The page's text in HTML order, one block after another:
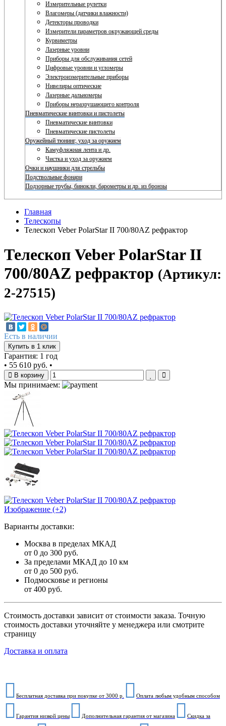
Измерительные рулетки
Влагомеры (датчики влажности)
Детекторы проводки
Измерители параметров окружающей среды
Курвиметры
Лазерные уровни
Приборы для обслуживания сетей
Цифровые уровни и угломеры
Электроизмерительные приборы
Нивелиры оптические
Лазерные дальномеры
Приборы неразрушающего контроля
Пневматические винтовки и пистолеты
Пневматические винтовки
Пневматические пистолеты
Оружейный тюнинг, уход за оружием
Камуфляжная лента и др.
Чистка и уход за оружием
Очки и наушники для стрельбы
Подствольные фонари
Подзорные трубы, бинокли, барометры и др. из бронзы
Главная
Телескопы
Телескоп Veber PolarStar II 700/80AZ рефрактор
Телескоп Veber PolarStar II
700/80AZ рефрактор (Артикул:
2-27515)
Есть в наличии
Купить в 1 клик
Гарантия: 1 год
• 55 610 руб. •
В корзину
Мы принимаем:
Изображение (+2)
Варианты доставки:
Москва в пределах МКАД
от 0 до 300 руб.
За пределами МКАД до 10 км
от 0 до 500 руб.
Подмосковье и регионы
от 400 руб.
Стоимость доставки зависит от стоимости заказа. Точную
стоимость доставки уточняйте у менеджера или смотрите
страницу
Доставка и оплата
Бесплатная доставка при покупке от 3000 р. Оплата любым удобным способом
Гарантия низкой цены Дополнительная гарантия от магазина Скидка за